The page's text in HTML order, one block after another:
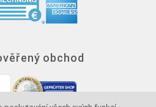
obchod